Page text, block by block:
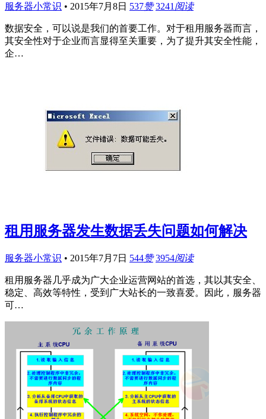
服务器小常识 • 2015年7月8日 537赞 3241 阅读
数据安全，可以说是我们的首要工作。对于租用服务器而言，
其安全性对于企业而言显得至关重要，为了提升其安全性能，
企…
租用服务器发生数据丢失问题如何解决
服务器小常识 • 2015年7月7日 544赞 3954阅读
租用服务器几乎成为广大企业运营网站的首选，其以其安全、
稳定、高效等特性，受到广大站长的一致喜爱。因此，服务器
可…